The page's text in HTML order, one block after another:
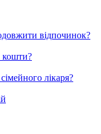
відпочинок?
кошти?
лікаря?